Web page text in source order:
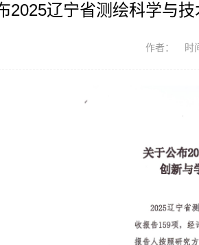
2025辽宁省测绘科学与
作者： 时